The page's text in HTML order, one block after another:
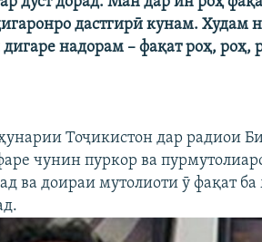
дастгирӣ кунам. Худам
надорам – фақат роҳ, роҳ,
Тоҷикистон дар радиои
чунин пуркор ва
ва доираи мутолиоти ӯ фақат ба